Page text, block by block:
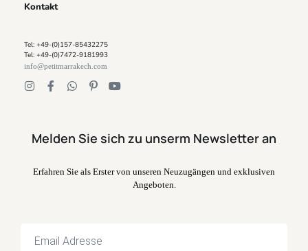
Kontakt
Tel: +49-(0)157-85432275
Tel: +49-(0)7472-9181993
info@petitmarrakech.com
Melden Sie sich zu unserm Newsletter an
Erfahren Sie als Erster von unseren Neuzugängen und exklusiven
Angeboten.